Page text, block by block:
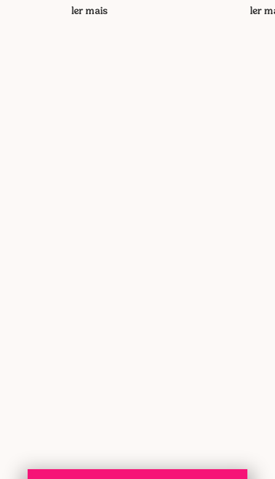
ler mais ler